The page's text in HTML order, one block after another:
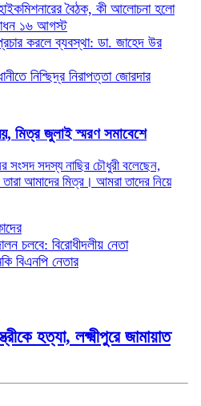
হাইকমিশনারের বৈঠক, কী আলোচনা হলো
১৬ আগস্ট
করলে ব্যবস্থা: ডা. জাহেদ উর
নিশ্ছিদ্র নিরাপত্তা জোরদার
মিত্র জুলাই স্মরণ সমাবেশে
সংসদ সদস্য নাছির চৌধুরী বলেছেন,
আমাদের মিত্র। আমরা তাদের নিয়ে
চলবে: বিরোধীদলীয় নেতা
বিএনপি নেতার
হত্যা, লক্ষ্মীপুরে জামায়াত